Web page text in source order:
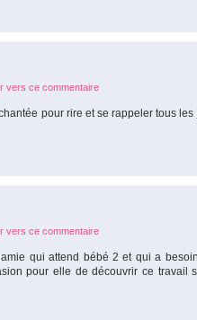
vers ce commentaire
pour rire et se rappeler tous
vers ce commentaire
qui attend bébé 2 et qui a
pour elle de découvrir ce travail